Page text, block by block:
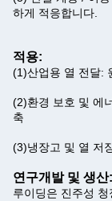
하게 적응합니다.
적용:
(1)산업용 열 전달:
(2)환경 보호 및 에
축
(3)냉장고 및 열 저
연구개발 및 생산:
루이딩은 진주성